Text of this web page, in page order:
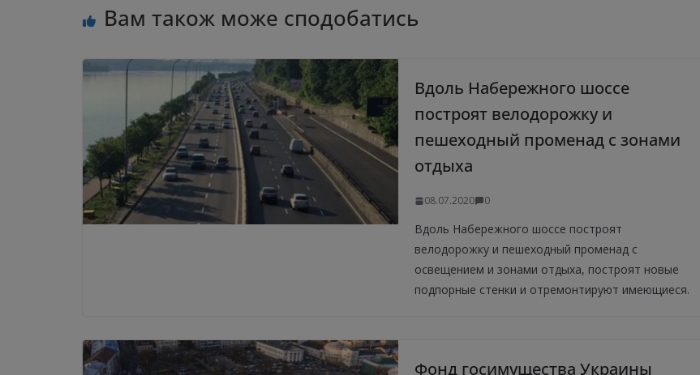
Вам також може сподобатись
Вдоль Набережного шоссе
построят велодорожку и
пешеходный променад с зонами
отдыха
08.07.2020 0
Вдоль Набережного шоссе построят
велодорожку и пешеходный променад с
освещением и зонами отдыха, построят новые
подпорные стенки и отремонтируют имеющиеся.
Фонд госимущества Украины